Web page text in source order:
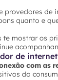
provedores
quanto e
mostrar os
de
com as
do